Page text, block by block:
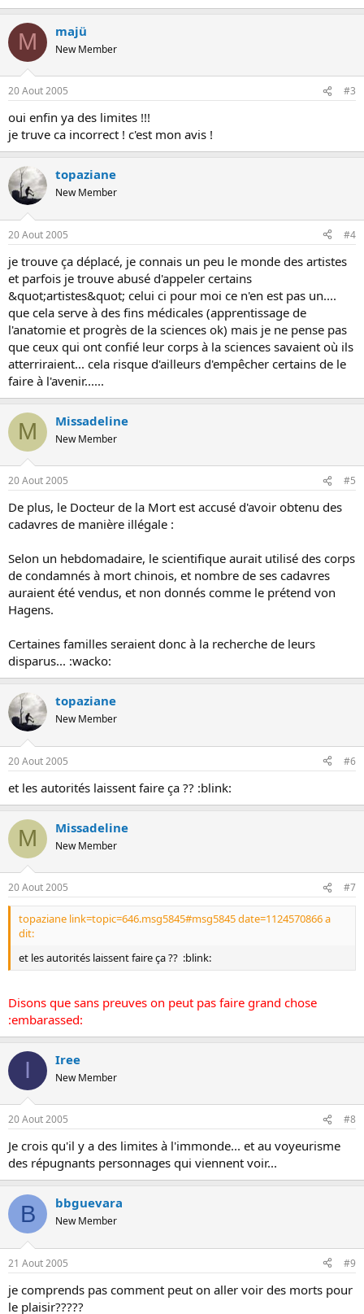
M majü
New Member
20 Aout 2005 #3
oui enfin ya des limites !!!
je truve ca incorrect ! c'est mon avis !
topaziane
New Member
20 Aout 2005 #4
je trouve ça déplacé, je connais un peu le monde des artistes
et parfois je trouve abusé d'appeler certains
&quot;artistes&quot; celui ci pour moi ce n'en est pas un....
que cela serve à des fins médicales (apprentissage de
l'anatomie et progrès de la sciences ok) mais je ne pense pas
que ceux qui ont confié leur corps à la sciences savaient où ils
atterriraient... cela risque d'ailleurs d'empêcher certains de le
faire à l'avenir......
M Missadeline
New Member
20 Aout 2005 #5
De plus, le Docteur de la Mort est accusé d'avoir obtenu des
cadavres de manière illégale :
Selon un hebdomadaire, le scientifique aurait utilisé des corps
de condamnés à mort chinois, et nombre de ses cadavres
auraient été vendus, et non donnés comme le prétend von
Hagens.
Certaines familles seraient donc à la recherche de leurs
disparus... :wacko:
topaziane
New Member
20 Aout 2005 #6
et les autorités laissent faire ça ?? :blink:
M Missadeline
New Member
20 Aout 2005 #7
topaziane link=topic=646.msg5845#msg5845 date=1124570866 a
dit:
et les autorités laissent faire ça ?? :blink:
Disons que sans preuves on peut pas faire grand chose
:embarassed:
I Iree
New Member
20 Aout 2005 #8
Je crois qu'il y a des limites à l'immonde... et au voyeurisme
des répugnants personnages qui viennent voir...
B bbguevara
New Member
21 Aout 2005 #9
je comprends pas comment peut on aller voir des morts pour
le plaisir?????